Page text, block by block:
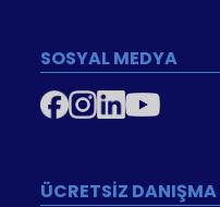
SOSYAL MEDYA
ÜCRETSİZ